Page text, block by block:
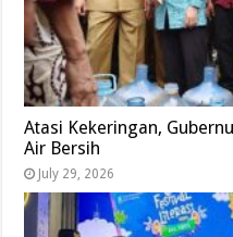
Atasi Kekeringan,
Air Bersih
July 29, 2026